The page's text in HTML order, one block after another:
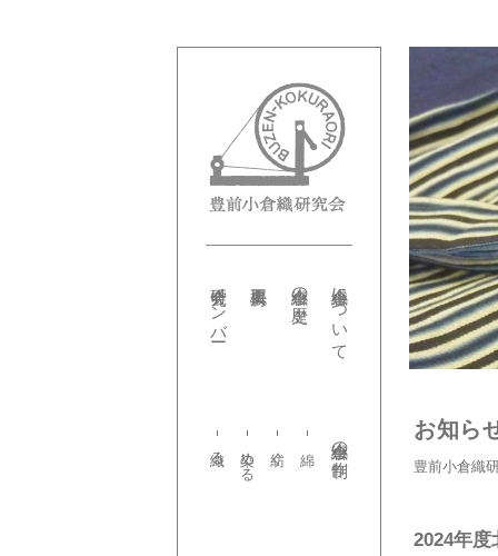
小倉織について
小倉織の歴史
研究会メンバー
小倉織の制作
紡ぐ
染める
織る
お知ら
豊前小倉織
2024年